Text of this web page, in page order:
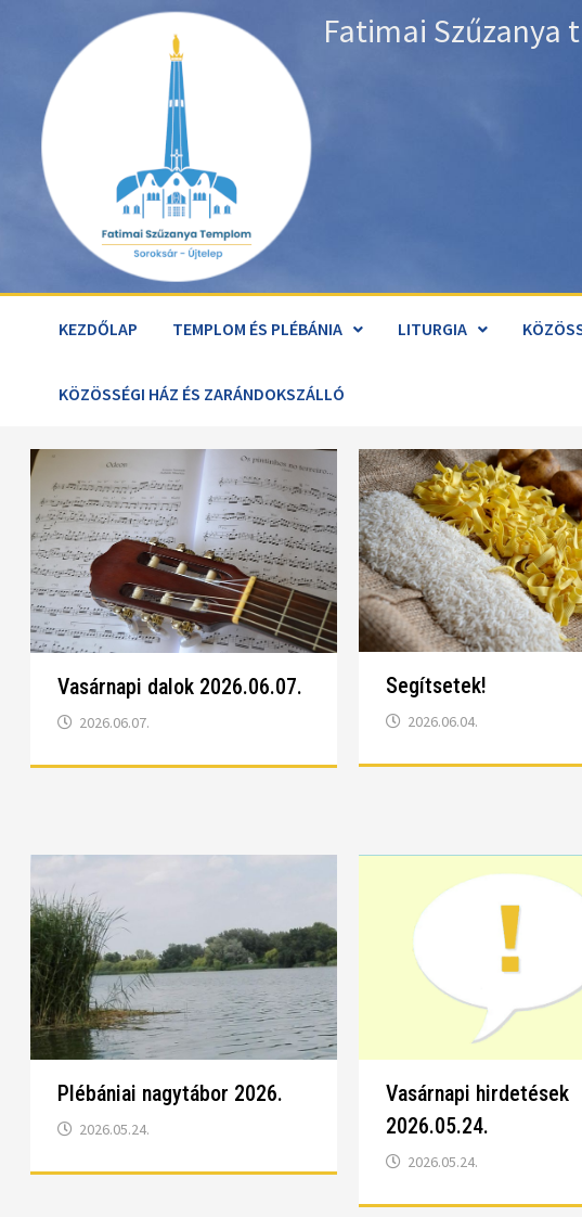
Fatimai Szűzanya
KEZDŐLAP TEMPLOM ÉS PLÉBÁNIA LITURGIA
KÖZÖSSÉGI HÁZ ÉS ZARÁNDOKSZÁLLÓ
Vasárnapi dalok 2026.06.07.
2026.06.07.
Segítsetek!
2026.06.04.
Plébániai nagytábor 2026.
2026.05.24.
Vasárnapi hirdetések
2026.05.24.
2026.05.24.